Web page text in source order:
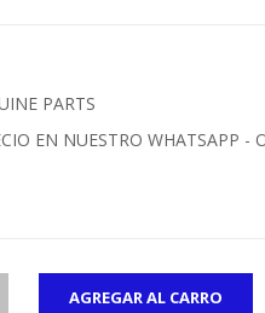
PARTS
EN NUESTRO WHATSAPP -